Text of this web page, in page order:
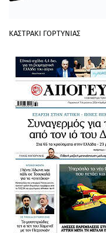
ΚΑΣΤΡΑΚΙ ΓΟΡΤΥΝΙΑΣ